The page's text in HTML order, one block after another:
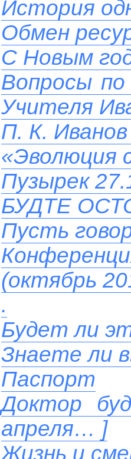
История
Обмен
C Новым
Вопросы по
Учителя
П. К.
«Эволюция
Пузырек
БУДТЕ
Пусть
(октябрь
.
Будет ли
Знаете ли
Паспорт
Доктор
апреля… ]
Жизнь и